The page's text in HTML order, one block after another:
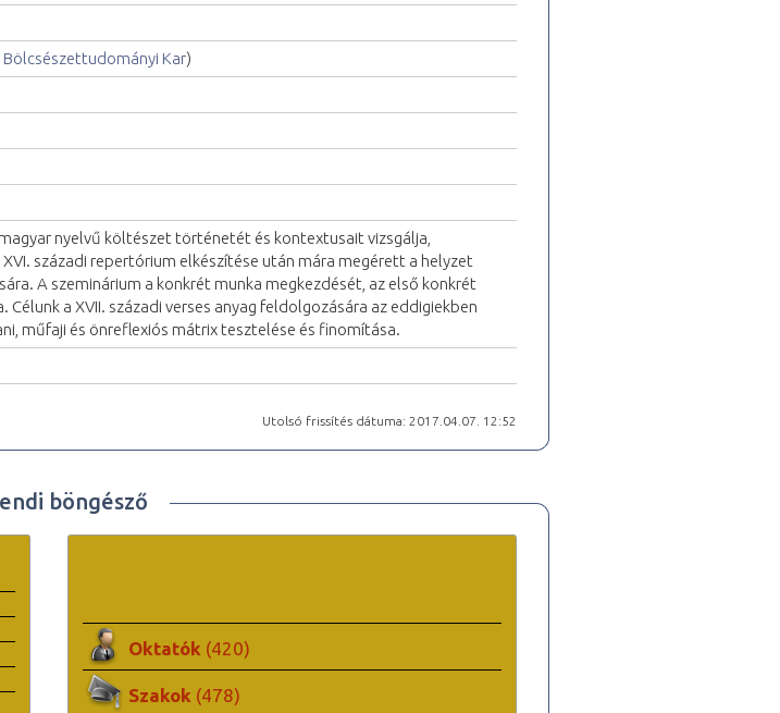
Bölcsészettudományi Kar)
nyelvű költészet történetét és kontextusait vizsgálja,
századi repertórium elkészítése után mára megérett a helyzet
A szeminárium a konkrét munka megkezdését, az első konkrét
a XVII. századi verses anyag feldolgozására az eddigiekben
műfaji és önreflexiós mátrix tesztelése és finomítása.
Utolsó frissítés dátuma: 2017.04.07. 12:52
böngésző
Oktatók (420)
Szakok (478)